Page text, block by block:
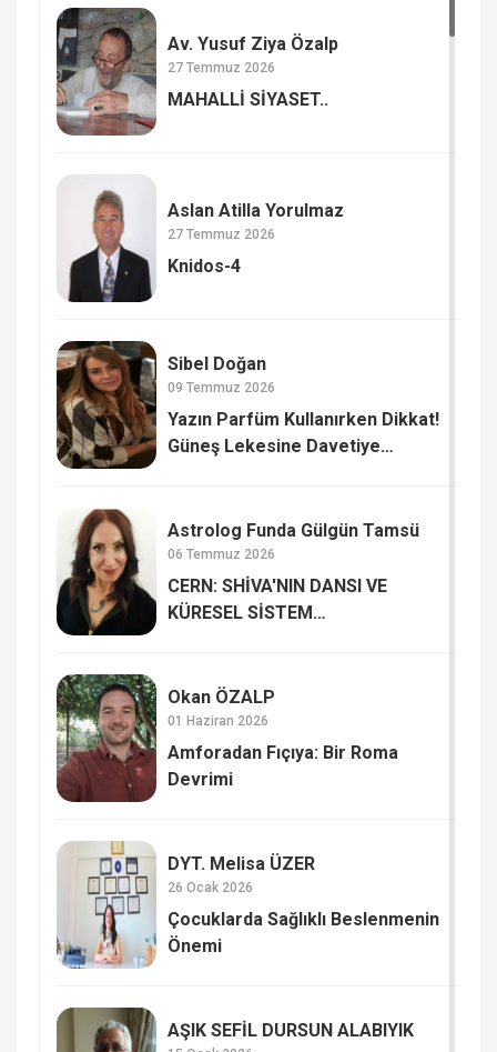
Av. Yusuf Ziya Özalp
27 Temmuz 2026
MAHALLİ SİYASET..
Aslan Atilla Yorulmaz
27 Temmuz 2026
Knidos-4
Sibel Doğan
09 Temmuz 2026
Yazın Parfüm Kullanırken Dikkat!
Güneş Lekesine Davetiye
Astrolog Funda Gülgün Tamsü
06 Temmuz 2026
CERN: SHİVA'NIN DANSI VE
KÜRESEL SİSTEM
Okan ÖZALP
01 Haziran 2026
Amforadan Fıçıya: Bir Roma
Devrimi
DYT. Melisa ÜZER
26 Ocak 2026
Çocuklarda Sağlıklı Beslenmenin
Önemi
AŞIK SEFİL DURSUN ALABIYIK